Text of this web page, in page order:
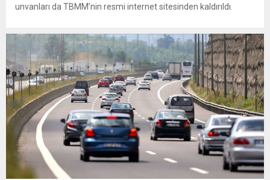
unvanları da TBMM’nin resmi internet sitesinden kaldırıldı.
çıkarma cezası uygulanmak üzere Yüksek Disiplin Kurulu’na
(YDK) sevk edilen ve partideki tüm görevlerinden...